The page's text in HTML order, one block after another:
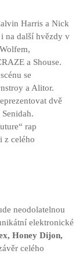
Harris a Nick
i na další hvězdy v
a Shouse.
se
a Alitor.
dvě
rap
z celého
neodolatelnou
elektronické
Honey Dijon,
celého